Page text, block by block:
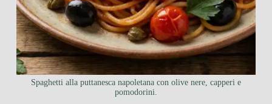
Spaghetti alla puttanesca napoletana con olive nere, capperi e
pomodorini.